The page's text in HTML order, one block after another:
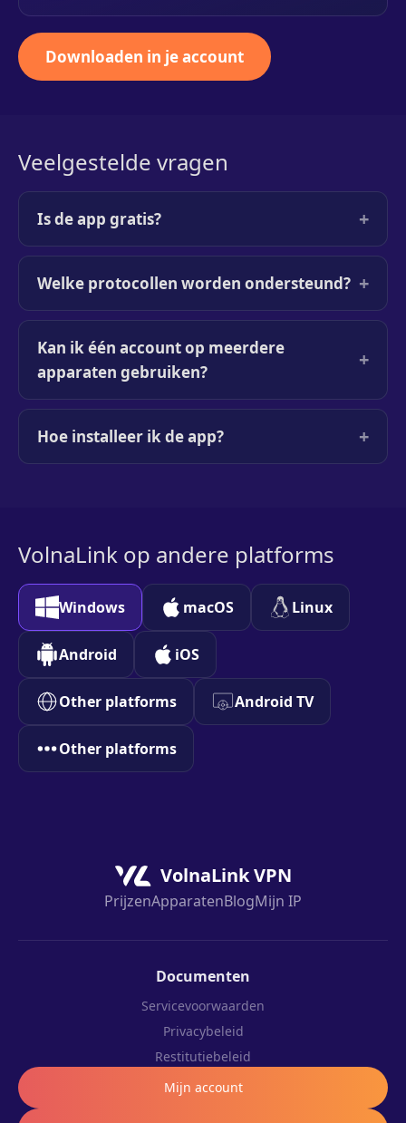
Downloaden in je account
Veelgestelde vragen
Is de app gratis? +
Welke protocollen worden ondersteund? +
Kan ik één account op meerdere
apparaten gebruiken?
+
Hoe installeer ik de app? +
VolnaLink op andere platforms
Windows macOS Linux
Android iOS
Other platforms Android TV
Other platforms
VolnaLink VPN
PrijzenApparatenBlogMijn IP
Documenten
Servicevoorwaarden
Privacybeleid
Restitutiebeleid
Mijn account